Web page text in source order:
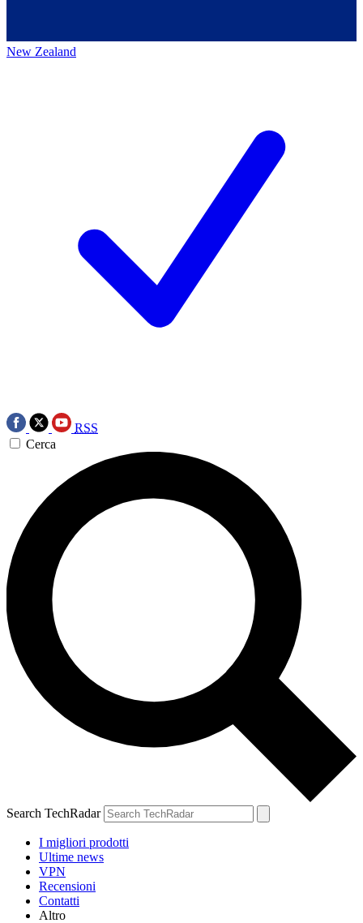
New Zealand
RSS
Cerca
Search TechRadar
I migliori prodotti
Ultime news
VPN
Recensioni
Contatti
Altro